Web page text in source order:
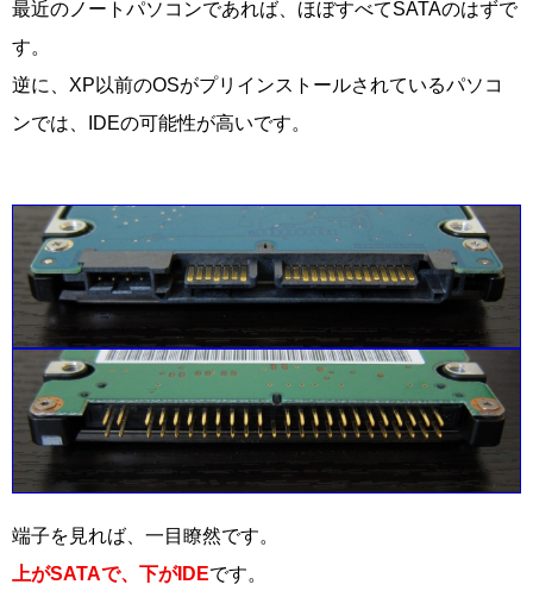
最近のノートパソコンであれば、ほぼすべてSATAのはずで
す。
逆に、XP以前のOSがプリインストールされているパソコ
ンでは、IDEの可能性が高いです。
端子を見れば、一目瞭然です。
上がSATAで、下がIDEです。